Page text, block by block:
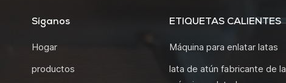
Síganos
Hogar
productos
ETIQUETAS CALIENTES
Máquina para enlatar latas
lata de atún fabricante de la